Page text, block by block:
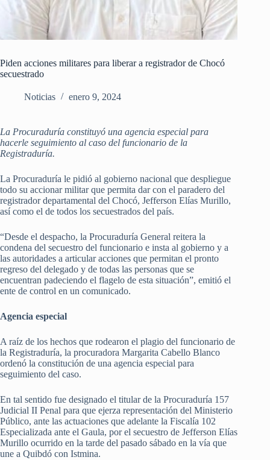
Piden acciones militares para liberar a registrador de Chocó
secuestrado
Noticias enero 9, 2024
La Procuraduría constituyó una agencia especial para
hacerle seguimiento al caso del funcionario de la
Registraduría.
La Procuraduría le pidió al gobierno nacional que despliegue
todo su accionar militar que permita dar con el paradero del
registrador departamental del Chocó, Jefferson Elías Murillo,
así como el de todos los secuestrados del país.
“Desde el despacho, la Procuraduría General reitera la
condena del secuestro del funcionario e insta al gobierno y a
las autoridades a articular acciones que permitan el pronto
regreso del delegado y de todas las personas que se
encuentran padeciendo el flagelo de esta situación”, emitió el
ente de control en un comunicado.
Agencia especial
A raíz de los hechos que rodearon el plagio del funcionario de
la Registraduría, la procuradora Margarita Cabello Blanco
ordenó la constitución de una agencia especial para
seguimiento del caso.
En tal sentido fue designado el titular de la Procuraduría 157
Judicial II Penal para que ejerza representación del Ministerio
Público, ante las actuaciones que adelante la Fiscalía 102
Especializada ante el Gaula, por el secuestro de Jefferson Elías
Murillo ocurrido en la tarde del pasado sábado en la vía que
une a Quibdó con Istmina.